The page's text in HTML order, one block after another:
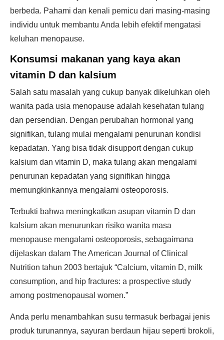
berbeda. Pahami dan kenali pemicu dari masing-masing
individu untuk membantu Anda lebih efektif mengatasi
keluhan menopause.
Konsumsi makanan yang kaya akan
vitamin D dan kalsium
Salah satu masalah yang cukup banyak dikeluhkan oleh
wanita pada usia menopause adalah kesehatan tulang
dan persendian. Dengan perubahan hormonal yang
signifikan, tulang mulai mengalami penurunan kondisi
kepadatan. Yang bisa tidak disupport dengan cukup
kalsium dan vitamin D, maka tulang akan mengalami
penurunan kepadatan yang signifikan hingga
memungkinkannya mengalami osteoporosis.
Terbukti bahwa meningkatkan asupan vitamin D dan
kalsium akan menurunkan risiko wanita masa
menopause mengalami osteoporosis, sebagaimana
dijelaskan dalam The American Journal of Clinical
Nutrition tahun 2003 bertajuk “Calcium, vitamin D, milk
consumption, and hip fractures: a prospective study
among postmenopausal women.”
Anda perlu menambahkan susu termasuk berbagai jenis
produk turunannya, sayuran berdaun hijau seperti brokoli,